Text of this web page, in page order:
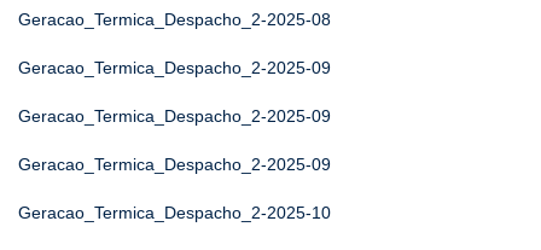
Geracao_Termica_Despacho_2-2025-08
Geracao_Termica_Despacho_2-2025-09
Geracao_Termica_Despacho_2-2025-09
Geracao_Termica_Despacho_2-2025-09
Geracao_Termica_Despacho_2-2025-10